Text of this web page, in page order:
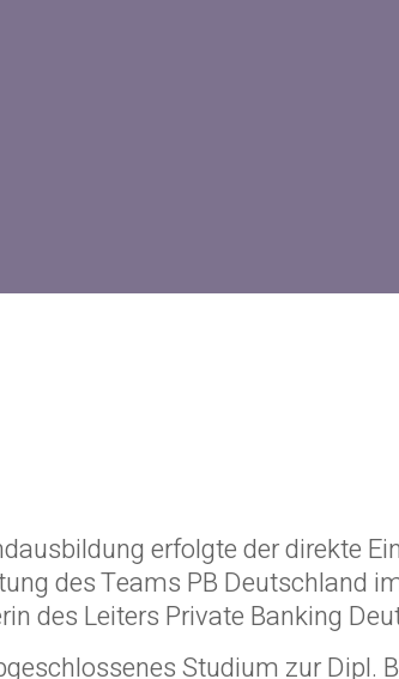
erfolgte der direkte
des Teams PB Deutschland
des Leiters Private Banking
Studium zur Dipl.